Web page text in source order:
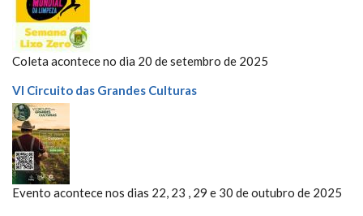
Coleta acontece no dia 20 de setembro de 2025
VI Circuito das Grandes Culturas
Evento acontece nos dias 22, 23 , 29 e 30 de outubro de 2025